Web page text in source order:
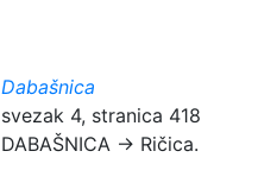
Dabašnica
svezak 4, stranica 418
DABAŠNICA → Ričica.